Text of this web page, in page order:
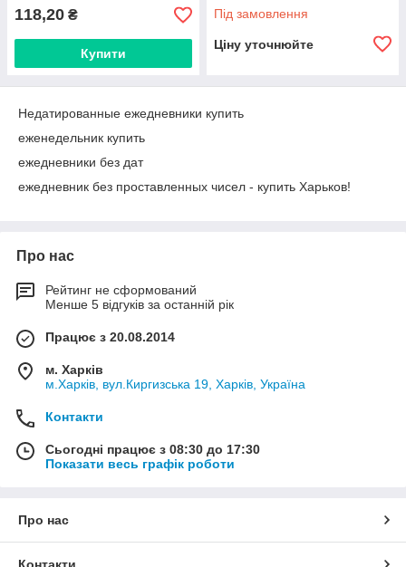
118,20 ₴
Купити
Під замовлення
Ціну уточнюйте
Недатированные ежедневники купить
еженедельник купить
ежедневники без дат
ежедневник без проставленных чисел - купить Харьков!
Про нас
Рейтинг не сформований
Менше 5 відгуків за останній рік
Працює з 20.08.2014
м. Харків
м.Харків, вул.Киргизська 19, Харків, Україна
Контакти
Сьогодні працює з 08:30 до 17:30
Показати весь графік роботи
Про нас